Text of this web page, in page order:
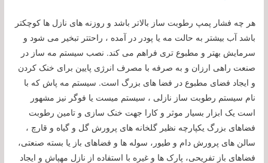
هر چه فشار پمپ رطوبت ساز بالاتر باشد و روزنه های نازل ها کوچکتر
باشد آب بیشتر به حالت مه یا پودر در آمده ، راحتتر تبخیر می شود و
سرمایش بهتر و مطبوع تری فراهم می کند. نصب سیستم مه ساز در
صنعت راهی ارزان و به صرفه با مصرف انرژی پایین برای خنک کردن
و ایجاد فضای مطبوع در فضا های بزرگ است. سیستم مه پاش که با
نام سیستم رطوبت ساز نازلی ، سیستم میست یا فوگر نیز مشهور
است یک ابزار بسیار موثر و کارا جهت خنک سازی و تامین رطوبت
فضاهای بزرگ یکپارچه نظیر گلخانه های پرورش گل و گیاه و قارچ ،
سالن های پرورش دام و طیور، سوله ها و فضاهای باز یا بسته صنعتی،
فضاهای باز تفریحی، پارک ها و غیره با استفاده از نازل مهپاش و ایجاد